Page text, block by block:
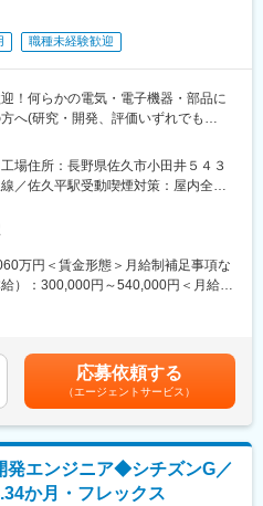
える新しい要素技術の研究開発に確
けるポジションです。
社会での活躍の第一歩となるキャリ
来ます。
：
一に考える企業です。エンジニアの
半数を超え、長く働くことができる
ンジニアとして活躍するためには、
身に着けていく必要があり、当社で
とが可能な制度等を幅広く整えてい
すでに400名以上のエンジニアが定
職種未経験歓迎
！何らかの電気・電子機器・部品に
へ(研究・開発、評価いずれでも
・新規磁気センサ製品開発』をいた
ループにて、新製品の開発関連業務
マートフォン用センサや電気自動車
磁気センサ製品の開発に携わり、次
開発を推進します。未経験・第二新
・部品に関する業務経験をお持ちの
との議論
磁気センサの開発、生産、販売を行
場住所：長野県佐久市小田井５４３
／佐久平駅受動喫煙対策：屋内全面
る事業所（リモートワーク含む）
万円＜賃金形態＞月給制補足事項な
）：300,000円～540,000円＜月給＞
表記です。 応募依頼する
（エージェントサービス）
発エンジニア◆シチズンG／
か月・フレックス